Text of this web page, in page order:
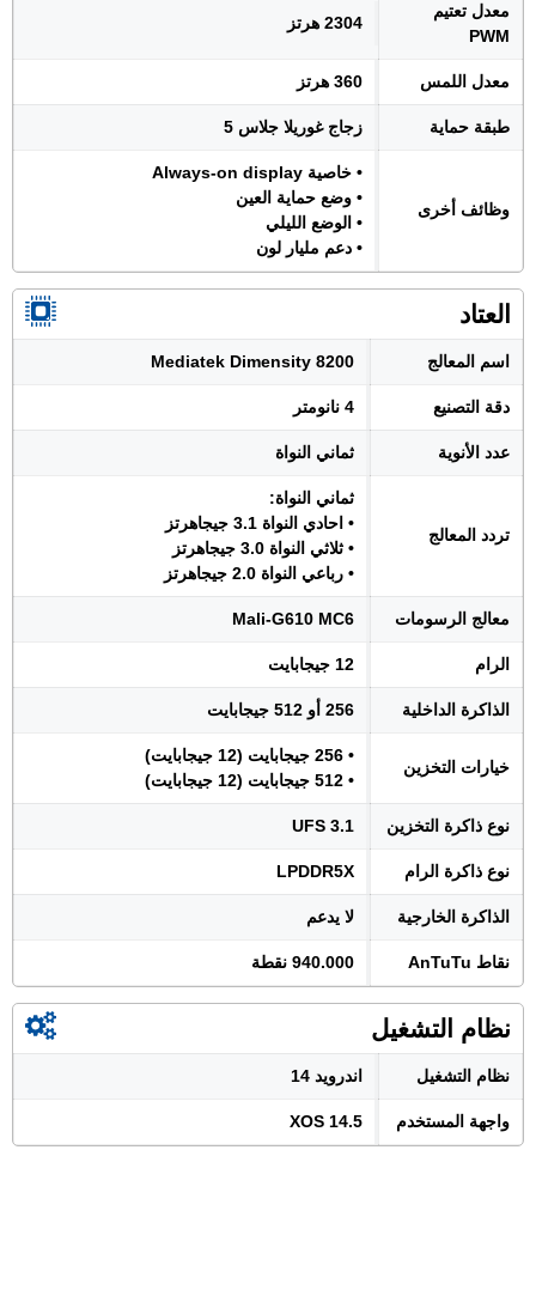
معدل تعتيم
PWM
2304 هرتز
معدل اللمس 360 هرتز
طبقة حماية زجاج غوريلا جلاس 5
وظائف أخرى
• خاصية Always-on display
• وضع حماية العين
• الوضع الليلي
• دعم مليار لون
العتاد
اسم المعالج Mediatek Dimensity 8200
دقة التصنيع 4 نانومتر
عدد الأنوية ثماني النواة
تردد المعالج
ثماني النواة:
• احادي النواة 3.1 جيجاهرتز
• ثلاثي النواة 3.0 جيجاهرتز
• رباعي النواة 2.0 جيجاهرتز
معالج الرسومات Mali-G610 MC6
الرام 12 جيجابايت
الذاكرة الداخلية 256 أو 512 جيجابايت
خيارات التخزين
• 256 جيجابايت (12 جيجابايت)
• 512 جيجابايت (12 جيجابايت)
نوع ذاكرة التخزين UFS 3.1
نوع ذاكرة الرام LPDDR5X
الذاكرة الخارجية لا يدعم
نقاط AnTuTu 940.000 نقطة
نظام التشغيل
نظام التشغيل اندرويد 14
واجهة المستخدم XOS 14.5